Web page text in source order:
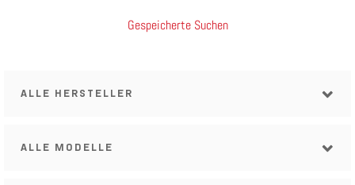
Gespeicherte Suchen
ALLE HERSTELLER
ALLE MODELLE